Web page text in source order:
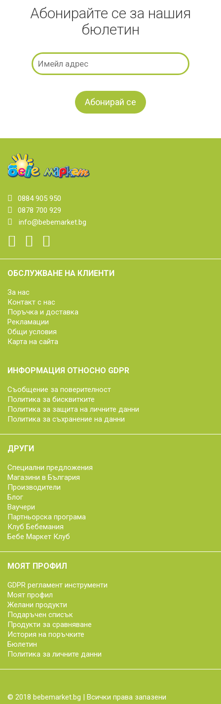
Абонирайте се за нашия
бюлетин
0884 905 950
0878 700 929
info@bebemarket.bg
ОБСЛУЖВАНЕ НА КЛИЕНТИ
За нас
Контакт с нас
Поръчка и доставка
Рекламации
Общи условия
Карта на сайта
ИНФОРМАЦИЯ ОТНОСНО GDPR
Съобщение за поверителност
Политика за бисквитките
Политика за защита на личните данни
Политика за съхранение на данни
ДРУГИ
Специални предложения
Магазини в България
Производители
Блог
Ваучери
Партньорска програма
Клуб Бебемания
Бебе Маркет Клуб
МОЯТ ПРОФИЛ
GDPR регламент инструменти
Моят профил
Желани продукти
Подаръчен списък
Продукти за сравняване
История на поръчките
Бюлетин
Политика за личните данни
© 2018 bebemarket.bg | Всички права запазени